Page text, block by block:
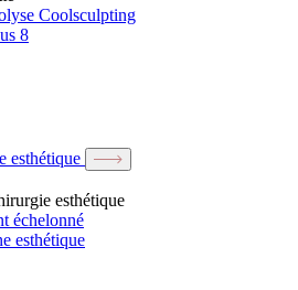
Coolsculpting
8
esthétique
esthétique
échelonné
esthétique